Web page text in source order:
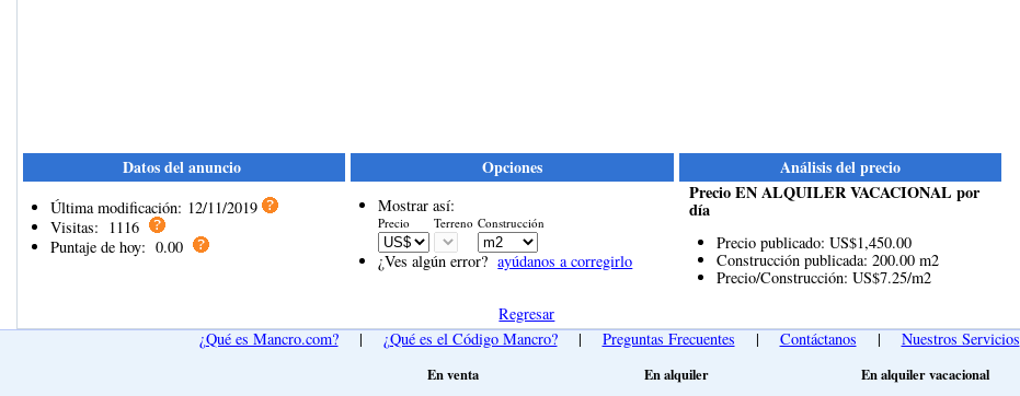
Datos del anuncio
Última modificación: 12/11/2019
Visitas:
1116
Puntaje de hoy: 0.00
Opciones
Mostrar así:
Precio Terreno Construcción
¿Ves algún error? ayúdanos a corregirlo
Análisis del precio
Precio EN ALQUILER VACACIONAL por
día
Precio publicado: US$1,450.00
Construcción publicada: 200.00 m2
Precio/Construcción: US$7.25/m2
Regresar
¿Qué es Mancro.com?| ¿Qué es el Código Mancro?| Preguntas Frecuentes | Contáctanos | Nuestros Servicios
En venta En alquiler En alquiler vacacional